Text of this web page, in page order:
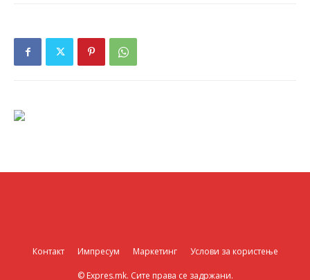
Контакт Импресум Маркетинг Услови за користење
© Expres.mk. Сите права се задржани.